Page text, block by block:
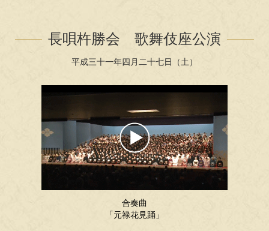
長唄杵勝会 歌舞伎座公演
平成三十一年四月二十七日（土）
合奏曲
「元禄花見踊」